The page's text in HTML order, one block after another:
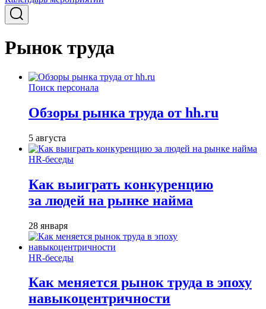
Рынок труда
Поиск персонала
Обзоры рынка труда от hh.ru
5 августа
HR-беседы
Как выиграть конкуренцию
за людей на рынке найма
28 января
HR-беседы
Как меняется рынок труда в эпоху
навыкоцентричности